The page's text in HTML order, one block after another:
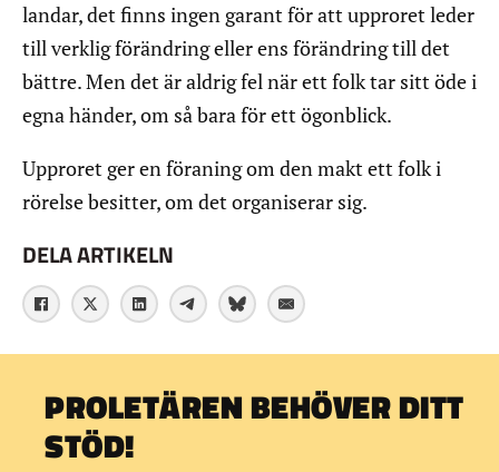
landar, det finns ingen garant för att upproret leder
till verklig förändring eller ens förändring till det
bättre. Men det är aldrig fel när ett folk tar sitt öde i
egna händer, om så bara för ett ögonblick.
Upproret ger en föraning om den makt ett folk i
rörelse besitter, om det organiserar sig.
DELA ARTIKELN
PROLETÄREN BEHÖVER DITT
STÖD!